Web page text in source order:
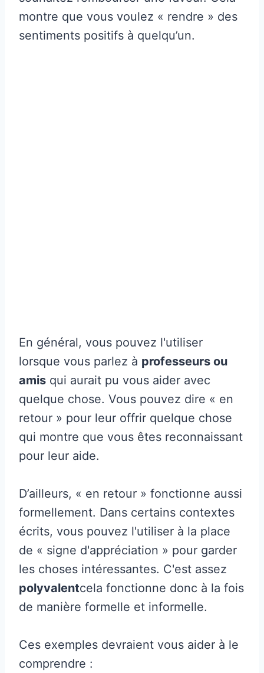
montre que vous voulez « rendre » des
sentiments positifs à quelqu’un.
En général, vous pouvez l'utiliser
lorsque vous parlez à professeurs ou
amis qui aurait pu vous aider avec
quelque chose. Vous pouvez dire « en
retour » pour leur offrir quelque chose
qui montre que vous êtes reconnaissant
pour leur aide.
D’ailleurs, « en retour » fonctionne aussi
formellement. Dans certains contextes
écrits, vous pouvez l'utiliser à la place
de « signe d'appréciation » pour garder
les choses intéressantes. C'est assez
polyvalentcela fonctionne donc à la fois
de manière formelle et informelle.
Ces exemples devraient vous aider à le
comprendre :